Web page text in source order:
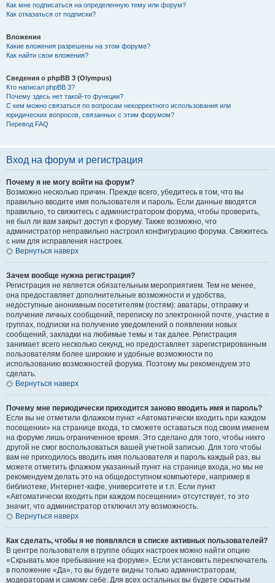
Как мне подписаться на определенную тему или форум?
Как отказаться от подписки?
Вложения
Какие вложения разрешены на этом форуме?
Как найти свои вложения?
Сведения о phpBB 3 (Olympus)
Кто написал phpBB 3?
Почему здесь нет такой-то функции?
С кем можно связаться по вопросам некорректного использования или
юридических вопросов, связанных с этим форумом?
Перевод FAQ
Вход на форум и регистрация
Почему я не могу войти на форум?
Возможно несколько причин. Прежде всего, убедитесь в том, что вы
правильно вводите имя пользователя и пароль. Если данные вводятся
правильно, то свяжитесь с администратором форума, чтобы проверить,
не был ли вам закрыт доступ к форуму. Также возможно, что
администратор неправильно настроил конфигурацию форума. Свяжитесь
с ним для исправления настроек.
Вернуться наверх
Зачем вообще нужна регистрация?
Регистрация не является обязательным мероприятием. Тем не менее,
она предоставляет дополнительные возможности и удобства,
недоступные анонимным посетителям (гостям): аватары, отправку и
получение личных сообщений, переписку по электронной почте, участие в
группах, подписки на получение уведомлений о появлении новых
сообщений, закладки на любимые темы и так далее. Регистрация
занимает всего несколько секунд, но предоставляет зарегистрированным
пользователям более широкие и удобные возможности по
использованию возможностей форума. Поэтому мы рекомендуем это
сделать.
Вернуться наверх
Почему мне периодически приходится заново вводить имя и пароль?
Если вы не отметили флажком пункт «Автоматически входить при каждом
посещении» на странице входа, то сможете оставаться под своим именем
на форуме лишь ограниченное время. Это сделано для того, чтобы никто
другой не смог воспользоваться вашей учетной записью. Для того чтобы
вам не приходилось вводить имя пользователя и пароль каждый раз, вы
можете отметить флажком указанный пункт на странице входа, но мы не
рекомендуем делать это на общедоступном компьютере, например в
библиотеке, Интернет-кафе, университете и т.п. Если пункт
«Автоматически входить при каждом посещении» отсутствует, то это
значит, что администратор отключил эту возможность.
Вернуться наверх
Как сделать, чтобы я не появлялся в списке активных пользователей?
В центре пользователя в группе общих настроек можно найти опцию
«Скрывать мое пребывание на форуме». Если установить переключатель
в положение «Да», то вы будете видны только администраторам,
модераторам и самому себе. Для всех остальных вы будете скрытым